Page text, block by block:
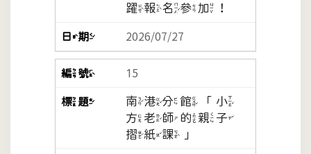
躍報名參加！
2026/07/27
15
南港分館「小
方老師的親子
摺紙課」